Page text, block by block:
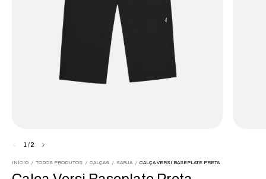
1 /2
INÍCIO / TODOS PRODUTOS / CALÇAS / SARJA / CALÇA VERSI BASEPLATE PRETA